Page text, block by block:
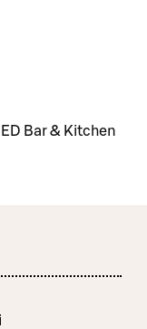
Bar & Kitchen